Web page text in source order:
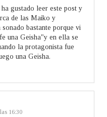
gustado leer este post y
de las Maiko y
sonado bastante porque vi
una Geisha"y en ella se
la protagonista fue
una Geisha.
16:30